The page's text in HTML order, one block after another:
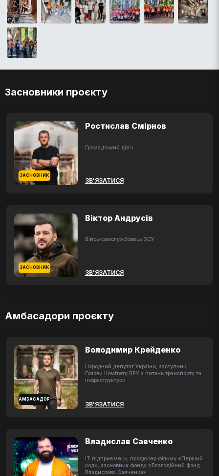
Засновники проєкту
ЗАСНОВНИК
Ростислав Смірнов
Громадський діяч
ЗВ'ЯЗАТИСЯ
ЗАСНОВНИК
Віктор Андрусів
Військовослужбовець ЗСУ
ЗВ'ЯЗАТИСЯ
Амбасадори проєкту
АМБАСАДОР
Володимир Крейденко
Народний депутат України, заступник
Голови Комітету ВРУ з питань транспорту та
інфраструктури
ЗВ'ЯЗАТИСЯ
Владислав Савченко
ІТ підприємець, продюсер фільму «Перший
код», засновник фонду «Благодійний фонд
Владислава Савченка»